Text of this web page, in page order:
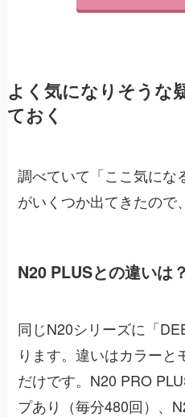
よく気になりそうな
ておく
調べていて「ここ気にな
がいくつか出てきたので
N20 PLUSとの違いは？
同じN20シリーズに「
ります。違いはカラー
だけです。N20 PRO
プあり（毎分480回）、